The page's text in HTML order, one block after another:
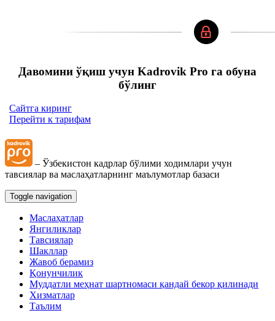
Давомини ўқиш учун Kadrovik Pro га обуна
бўлинг
Сайтга киринг
Перейти к тарифам
– Ўзбекистон кадрлар бўлими ходимлари учун
тавсиялар ва маслаҳатларнинг маълумотлар базаси
Toggle navigation
Маслаҳатлар
Янгиликлар
Тавсиялар
Шакллар
Жавоб берамиз
Қонунчилик
Муддатли меҳнат шартномаси қандай бекор қилинади
Хизматлар
Таълим